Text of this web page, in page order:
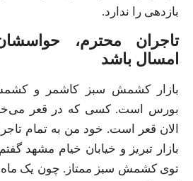
بازدهی را ندارد.
تاجران محترم،
امسال باشد
بازار کشمش سبز کاشمر و کشمش
بورس است. کسی که در قعر
الان قعر است. خود من به تمام تاجران
بازار تبریز و خیابان خیام مشهد گفتم:
توی کشمش سبز ممتاز. چون یک ماه